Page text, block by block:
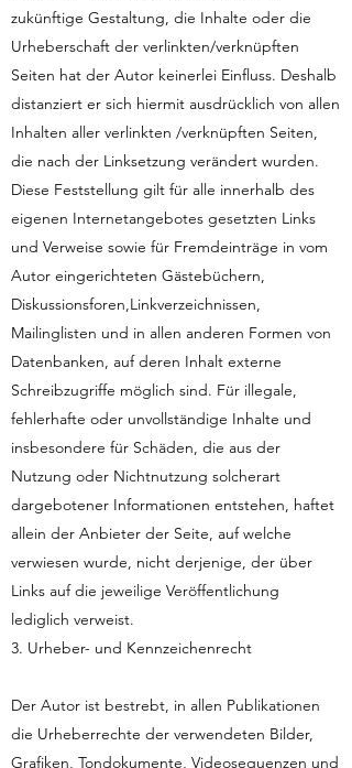
zukünftige Gestaltung, die Inhalte oder die
Urheberschaft der verlinkten/verknüpften
Seiten hat der Autor keinerlei Einfluss. Deshalb
distanziert er sich hiermit ausdrücklich von allen
Inhalten aller verlinkten /verknüpften Seiten,
die nach der Linksetzung verändert wurden.
Diese Feststellung gilt für alle innerhalb des
eigenen Internetangebotes gesetzten Links
und Verweise sowie für Fremdeinträge in vom
Autor eingerichteten Gästebüchern,
Diskussionsforen,Linkverzeichnissen,
Mailinglisten und in allen anderen Formen von
Datenbanken, auf deren Inhalt externe
Schreibzugriffe möglich sind. Für illegale,
fehlerhafte oder unvollständige Inhalte und
insbesondere für Schäden, die aus der
Nutzung oder Nichtnutzung solcherart
dargebotener Informationen entstehen, haftet
allein der Anbieter der Seite, auf welche
verwiesen wurde, nicht derjenige, der über
Links auf die jeweilige Veröffentlichung
lediglich verweist.
3. Urheber- und Kennzeichenrecht
Der Autor ist bestrebt, in allen Publikationen
die Urheberrechte der verwendeten Bilder,
Grafiken, Tondokumente, Videosequenzen und